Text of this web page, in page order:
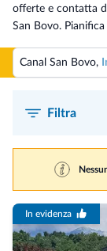
offerte e contatta
San Bovo.
Canal San Bovo,
Filtra
In evidenza